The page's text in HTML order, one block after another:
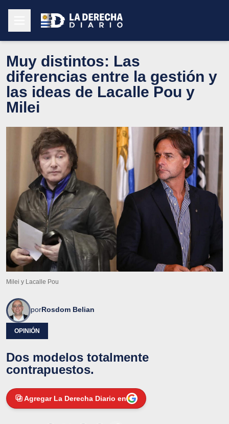
Muy distintos: Las
diferencias entre la gestión y
las ideas de Lacalle Pou y
Milei
Milei y Lacalle Pou
porRosdom Belian
OPINIÓN
Dos modelos totalmente
contrapuestos.
Agregar La Derecha Diario en